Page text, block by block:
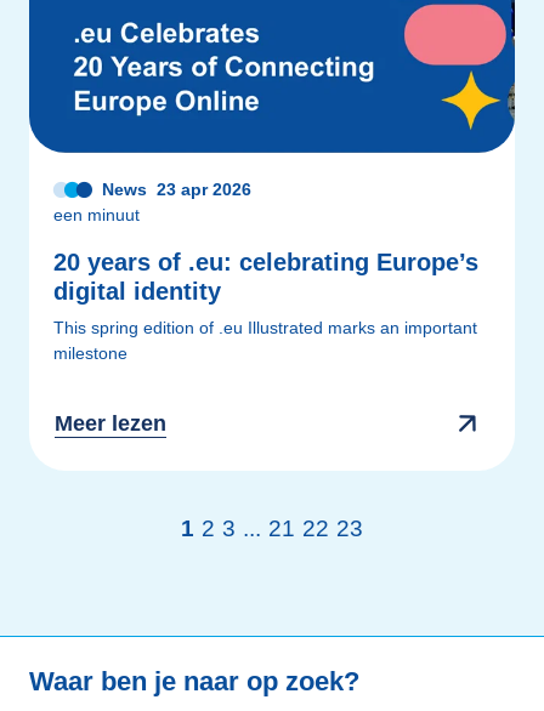
News 23 apr 2026
een minuut
20 years of .eu: celebrating Europe’s
digital identity
This spring edition of .eu Illustrated marks an important
milestone
Meer lezen
1 2 3 ... 21 22 23
Waar ben je naar op zoek?